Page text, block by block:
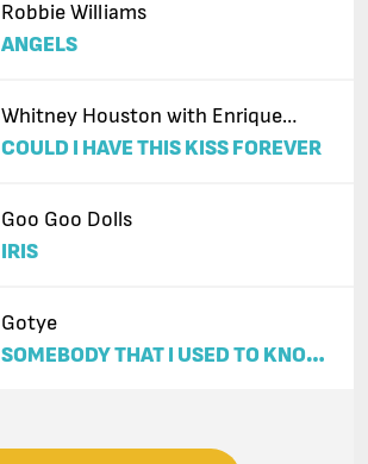
Robbie Williams
ANGELS
Whitney Houston with Enrique
Iglesias
COULD I HAVE THIS KISS FOREVER
Goo Goo Dolls
IRIS
Gotye
SOMEBODY THAT I USED TO KNOW